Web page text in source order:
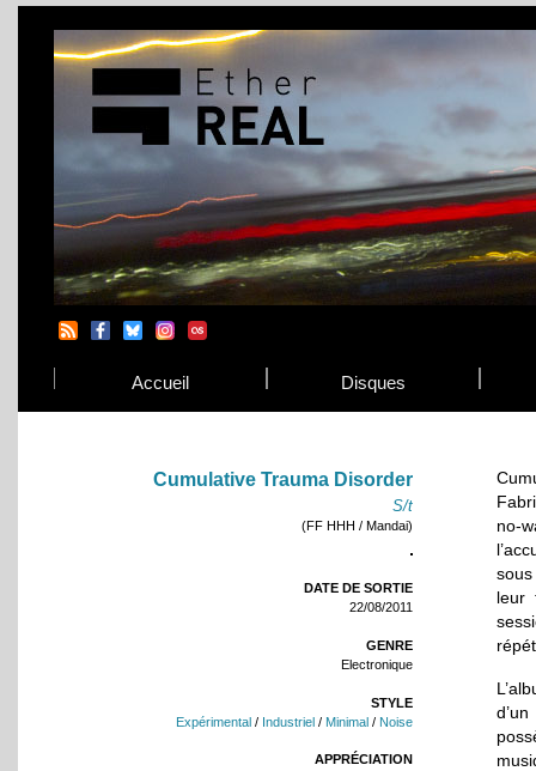
Accueil Disques
Cumulative Trauma Disorder
S/t
(FF HHH / Mandai)
DATE DE SORTIE
22/08/2011
GENRE
Electronique
STYLE
Expérimental / Industriel / Minimal / Noise
APPRÉCIATION
no-
leur